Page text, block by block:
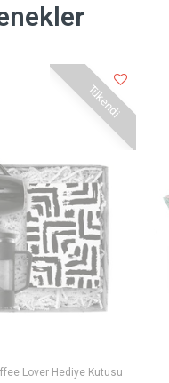
Tükendi
Lover Hediye Kutusu